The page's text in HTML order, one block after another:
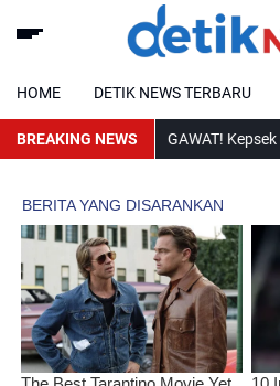
HOME DETIK NEWS TERBARU
BREAKING NEWSGAWAT! Kepsek dan